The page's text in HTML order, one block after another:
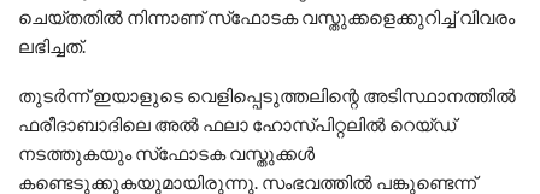
ചെയ്തതില്‍ നിന്നാണ് സ്‌ഫോടക വസ്തുക്കളെക്കുറിച്ച് വിവരം
ലഭിച്ചത്.
തുടര്‍ന്ന് ഇയാളുടെ വെളിപ്പെടുത്തലിന്റെ അടിസ്ഥാനത്തില്‍
ഫരീദാബാദിലെ അല്‍ ഫലാ ഹോസ്പിറ്റലില്‍ റെയ്ഡ്
നടത്തുകയും സ്‌ഫോടക വസ്തുക്കള്‍
കണ്ടെടുക്കുകയുമായിരുന്നു. സംഭവത്തില്‍ പങ്കുണ്ടെന്ന്